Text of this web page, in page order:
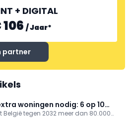
+ DIGITAL
/Jaar*
partner
België tegen 2032 meer dan 80.000